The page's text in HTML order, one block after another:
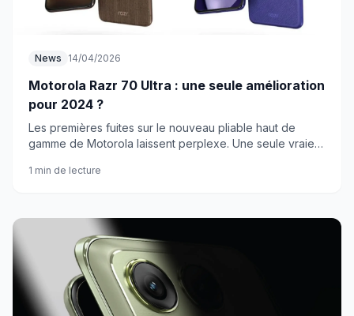
News 14/04/2026
Motorola Razr 70 Ultra : une seule amélioration
pour 2024 ?
Les premières fuites sur le nouveau pliable haut de
gamme de Motorola laissent perplexe. Une seule vraie
1 min de lecture